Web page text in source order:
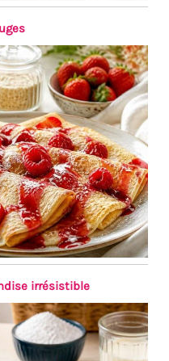
est parfait pour tous
familles et amis.
sûr et solide. Pour
problème, nous
des solutions
il suffit de nous
par e-mail.
compléments de
: d'autres ajouts
à la série « Bonita
marque vancasso tels
à céréales, assiettes à
assiettes creuses,
et assiettes plates
disponibles
boutique. D'autres
de la marque vancasso
Macaron, Bella,
Navia sont
disponibles.
irrésistible